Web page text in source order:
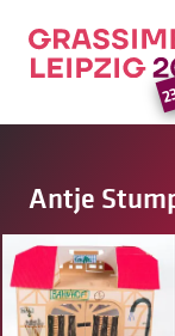
Antje